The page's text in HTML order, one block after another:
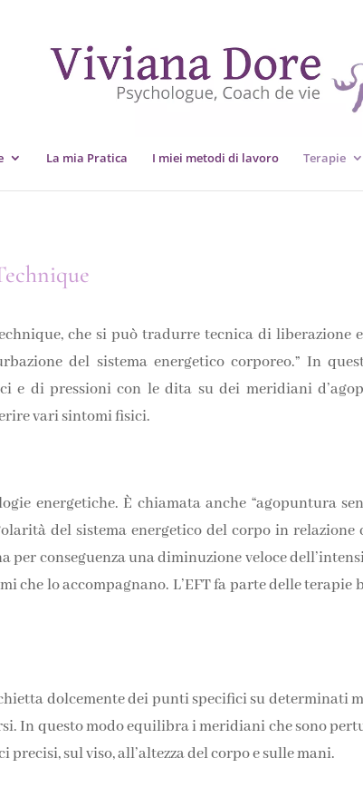
La mia Pratica I miei metodi di lavoro Terapie
che si può tradurre tecnica di liberazione
del sistema energetico corporeo.” In
di pressioni con le dita su dei meridiani
vari sintomi fisici.
energetiche. È chiamata anche “agopuntura
del sistema energetico del corpo in
conseguenza una diminuzione veloce
che lo accompagnano. L’EFT fa parte delle
dolcemente dei punti specifici su determinati
In questo modo equilibra i meridiani che sono
sul viso, all’altezza del corpo e sulle mani.